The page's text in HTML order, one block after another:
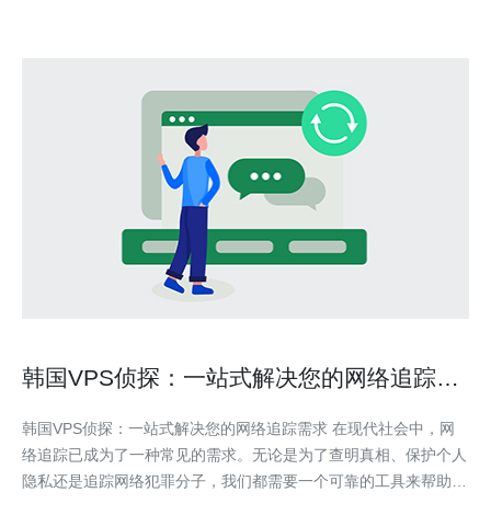
韩国VPS侦探：一站式解决您的网络追踪需
韩国VPS侦探：一站式解决您的网络追踪需求 在现代社会中，网
络追踪已成为了一种常见的需求。无论是为了查明真相、保护个人
隐私还是追踪网络犯罪分子，我们都需要一个可靠的工具来帮助我